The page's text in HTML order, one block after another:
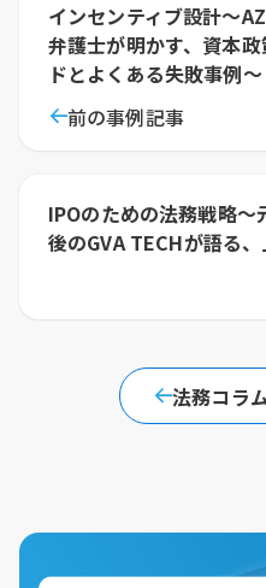
インセンティブ設計〜
弁護士が明かす、資本
ドとよくある失敗事例〜
前の事例記事
IPOのための法務戦略
後のGVA TECHが語る
法務コラ